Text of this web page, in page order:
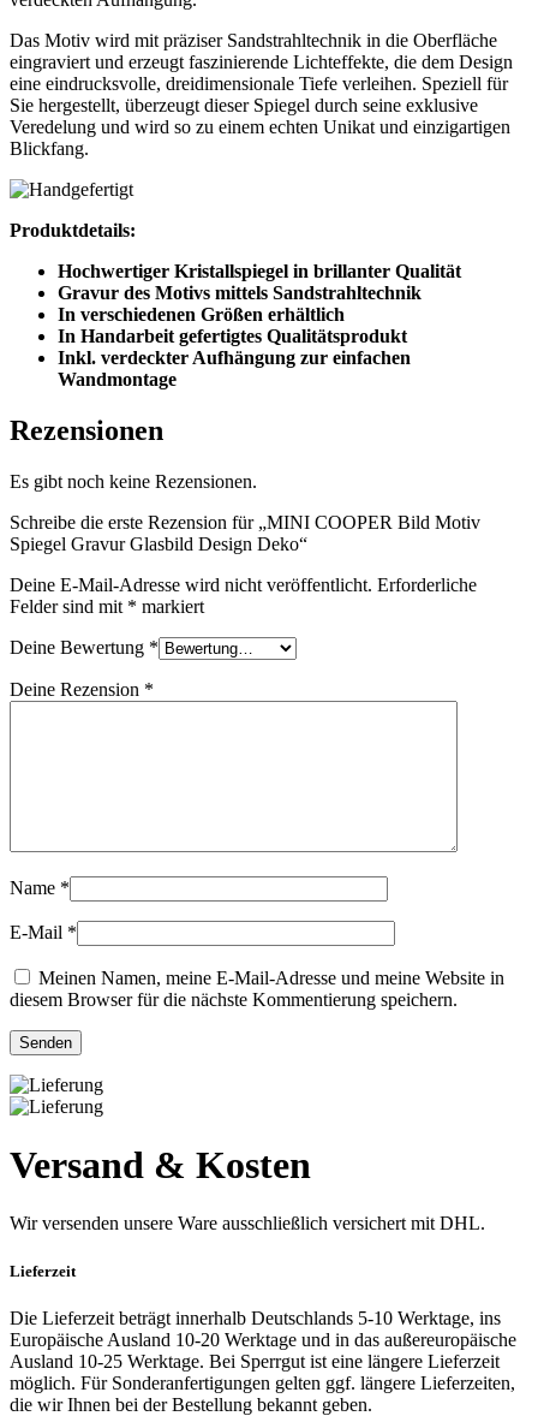
Das Motiv wird mit präziser Sandstrahltechnik in die Oberfläche
eingraviert und erzeugt faszinierende Lichteffekte, die dem Design
eine eindrucksvolle, dreidimensionale Tiefe verleihen. Speziell für
Sie hergestellt, überzeugt dieser Spiegel durch seine exklusive
Veredelung und wird so zu einem echten Unikat und einzigartigen
Blickfang.
Produktdetails:
Hochwertiger Kristallspiegel in brillanter Qualität
Gravur des Motivs mittels Sandstrahltechnik
In verschiedenen Größen erhältlich
In Handarbeit gefertigtes Qualitätsprodukt
Inkl. verdeckter Aufhängung zur einfachen
Wandmontage
Rezensionen
Es gibt noch keine Rezensionen.
Schreibe die erste Rezension für „MINI COOPER Bild Motiv
Spiegel Gravur Glasbild Design Deko“
Deine E-Mail-Adresse wird nicht veröffentlicht. Erforderliche
Felder sind mit * markiert
Deine Bewertung *
Deine Rezension *
Name *
E-Mail *
Meinen Namen, meine E-Mail-Adresse und meine Website in
diesem Browser für die nächste Kommentierung speichern.
Versand & Kosten
Wir versenden unsere Ware ausschließlich versichert mit DHL.
Lieferzeit
Die Lieferzeit beträgt innerhalb Deutschlands 5-10 Werktage, ins
Europäische Ausland 10-20 Werktage und in das außereuropäische
Ausland 10-25 Werktage. Bei Sperrgut ist eine längere Lieferzeit
möglich. Für Sonderanfertigungen gelten ggf. längere Lieferzeiten,
die wir Ihnen bei der Bestellung bekannt geben.